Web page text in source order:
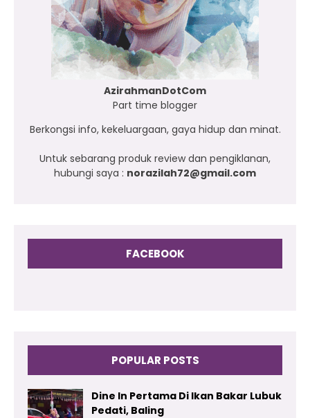
AzirahmanDotCom
Part time blogger
Berkongsi info, kekeluargaan, gaya hidup dan minat.
Untuk sebarang produk review dan pengiklanan,
hubungi saya : norazilah72@gmail.com
FACEBOOK
POPULAR POSTS
Dine In Pertama Di Ikan Bakar Lubuk
Pedati, Baling